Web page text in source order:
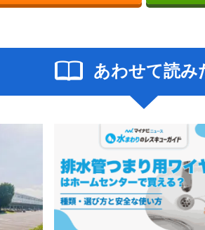
あわせて読み